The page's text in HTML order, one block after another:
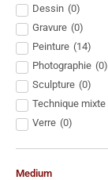
Dessin (0)
Gravure (0)
Peinture (14)
Photographie (0)
Sculpture (0)
Technique mixte
Verre (0)
Medium